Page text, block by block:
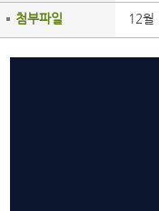
첨부파일 12월